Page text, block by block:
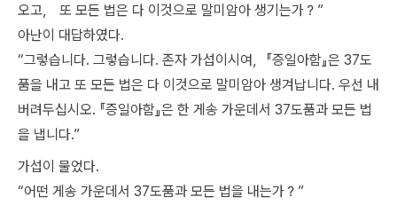
오고， 또 모든 법은 다 이것으로 말미암아 생기는가？”
아난이 대답하였다.
“그렇습니다. 그렇습니다. 존자 가섭이시여，『증일아함』은 37도
품을 내고 또 모든 법은 다 이것으로 말미암아 생겨납니다. 우선 내
버려두십시오. 『증일아함』은 한 게송 가운데서 37도품과 모든 법
을 냅니다.”
가섭이 물었다.
“어떤 게송 가운데서 37도품과 모든 법을 내는가？”